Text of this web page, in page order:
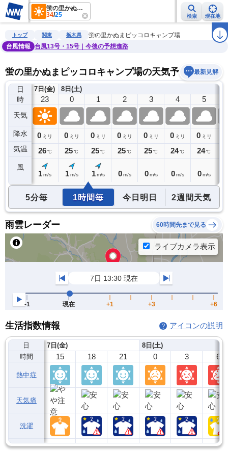
蛍の里かぬまピッコロキャンプ場
34/25 検索 現在地
雨雲レーダー 台風情報 地震情報 警報・注意報 2週間天気 ラ
トップ 関東 栃木県
蛍の里かぬまピッコロキャンプ場
台風情報
台風13号・15号｜今後の予想進路
蛍の里かぬまピッコロキャンプ場の天気予報 最新見解
日
時
天気
降水
気温
風
7日(金)
22
0ミリ
26℃
23
0 ミリ
26 ℃
1m/s
8日(土)
0
0 ミリ
25℃
1 m/s
1
0 ミリ
25℃
1 m/s
2
0 ミリ
25℃
0 m/s
3
0 ミリ
25℃
0 m/s
4
0 ミリ
24℃
0 m/s
5
0 ミリ
24℃
0 m/s
5分毎 1時間毎 今日明日 2週間天気
雨雲レーダー 60時間先まで見る
生活指数情報 アイコンの説明
日
時間
熱中症
天気痛
洗濯
7日(金)
15 18 21
8日(土)
0 3 6